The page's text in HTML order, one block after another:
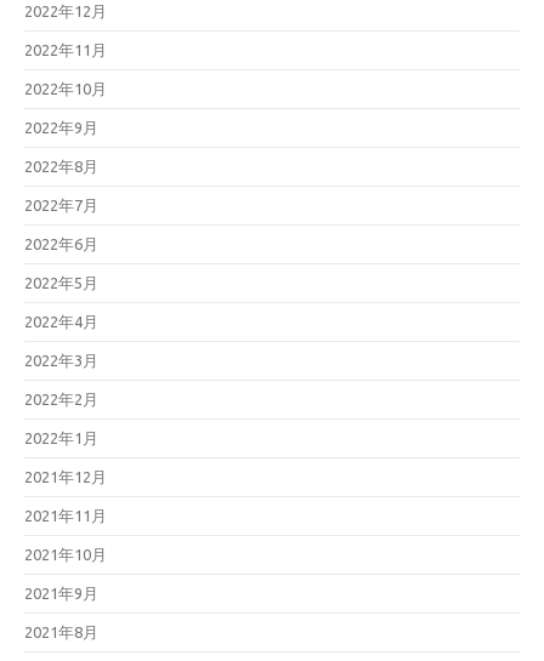
2022年12月
2022年11月
2022年10月
2022年9月
2022年8月
2022年7月
2022年6月
2022年5月
2022年4月
2022年3月
2022年2月
2022年1月
2021年12月
2021年11月
2021年10月
2021年9月
2021年8月